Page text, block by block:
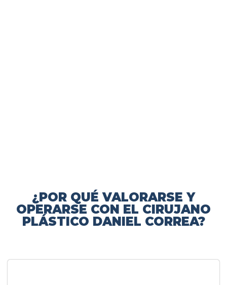
¿POR QUÉ VALORARSE Y
OPERARSE CON EL CIRUJANO
PLÁSTICO DANIEL CORREA?